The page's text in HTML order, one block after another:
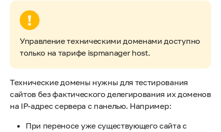
Управление техническими доменами доступно
только на тарифе ispmanager host.
Технические домены нужны для тестирования
сайтов без фактического делегирования их доменов
на IP-адрес сервера с панелью. Например:
При переносе уже существующего сайта с